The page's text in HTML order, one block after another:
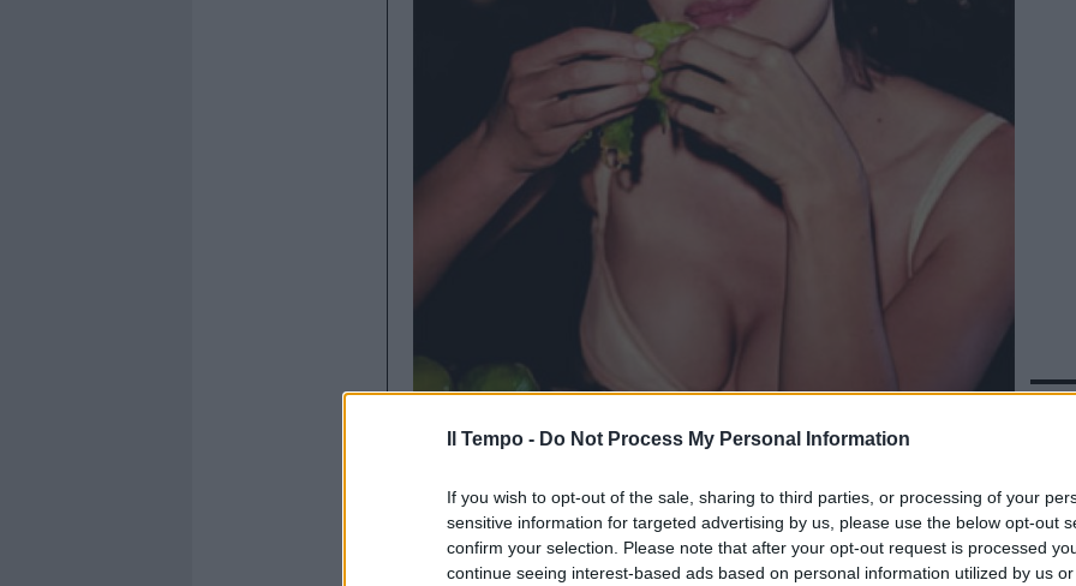
Il Tempo - Do Not Process My Personal Information
If you wish to opt-out of the sale, sharing to third parties, or processing of your
sensitive information for targeted advertising by us, please use the below opt-out
confirm your selection. Please note that after your opt-out request is processed
continue seeing interest-based ads based on personal information utilized by us
Con Giorgio Colangeli, Giacomo Ciarrapico,
Edoardo De Angelis, Massimiliano Gallo per la
In